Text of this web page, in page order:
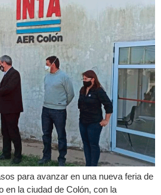
para avanzar en una nueva feria de
en la ciudad de Colón, con la